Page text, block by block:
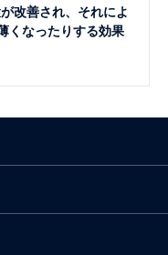
改善され、それによ
くなったりする効果